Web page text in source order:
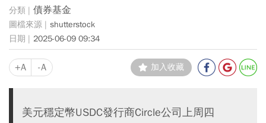
債券基金
shutterstock
2025-06-09 09:34
+A -A 加入收藏
美元穩定幣USDC發行商Circle公司上周四